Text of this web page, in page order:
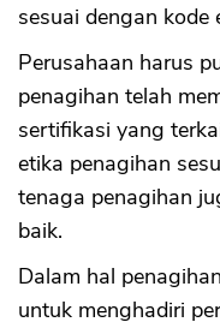
sesuai dengan kode
Perusahaan harus
penagihan telah
sertifikasi yang
etika penagihan
tenaga penagihan
baik.
Dalam hal
untuk menghadiri